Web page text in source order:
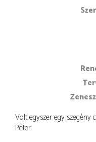
Volt egyszer egy szegény
Péter.